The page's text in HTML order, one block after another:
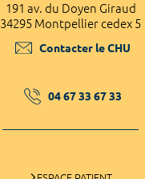
191 av. du Doyen Giraud
34295 Montpellier cedex 5
Contacter le CHU
04 67 33 67 33